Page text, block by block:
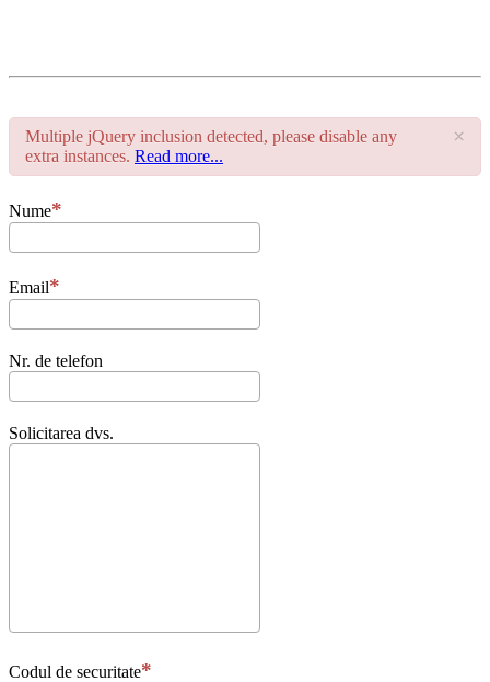
×
Multiple jQuery inclusion detected, please disable any
extra instances. Read more...
Nume
Email
Nr. de telefon
Solicitarea dvs.
Codul de securitate